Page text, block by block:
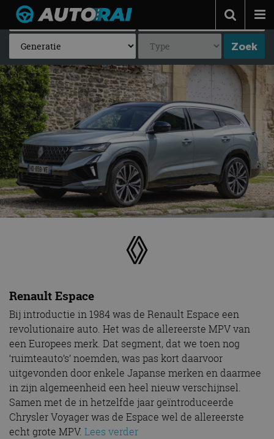
Autonieuws
Podcast
Autotests
Automerken
Adverteren
Contact
MotorRAI.nl
Renault Espace
Bij introductie in 1984 was de Renault Espace een
revolutionaire auto. Het was de allereerste MPV van
een Europees merk. Dat segment, dat we toen nog
‘ruimteauto’s’ noemden, was pas kort daarvoor
uitgevonden door enkele Japanse merken en daarmee
in zijn algemeenheid een heel nieuw verschijnsel.
Samen met de in hetzelfde jaar geïntroduceerde
Chrysler Voyager was de Espace wel de allereerste
echt grote MPV. Lees verder